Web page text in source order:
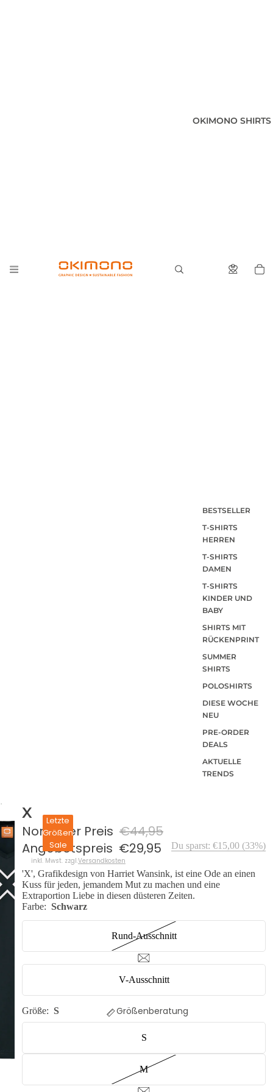
OKIMONO SHIRTS
BESTSELLER
T-SHIRTS
HERREN
T-SHIRTS
DAMEN
T-SHIRTS
KINDER UND
BABY
SHIRTS MIT
RÜCKENPRINT
SUMMER
SHIRTS
POLOSHIRTS
DIESE WOCHE
NEU
PRE-ORDER
DEALS
AKTUELLE
TRENDS
Letzte
Größen
Sale
X
Normaler Preis €44,95
Angebotspreis €29,95
inkl. Mwst. zzgl.Versandkosten
Du sparst: €15,00 (33%)
'X', Grafikdesign von Harriet Wansink, ist eine Ode an einen
Kuss für jeden, jemandem Mut zu machen und eine
Extraportion Liebe in diesen düsteren Zeiten.
Farbe: Schwarz
Rund-Ausschnitt
V-Ausschnitt
Größe: S Größenberatung
S
M